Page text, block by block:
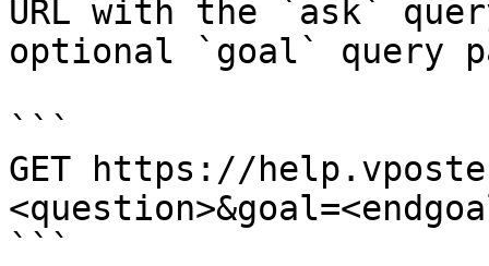
URL with the `ask`
optional `goal` query
```
GET https://
```